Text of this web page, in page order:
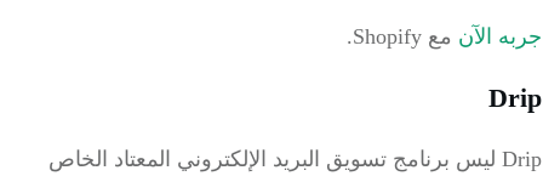
الآن مع Shopify.
Drip ليس برنامج تسويق البريد الإلكتروني المعتاد الخاص